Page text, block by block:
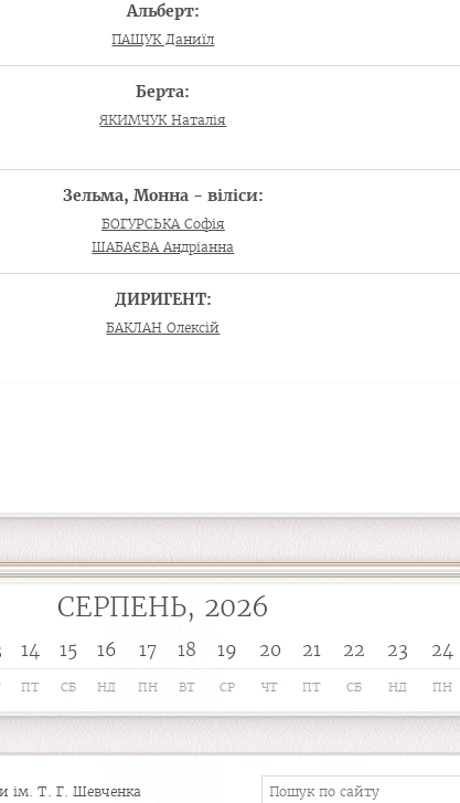
Альберт:
ПАЩУК Даниїл
Берта:
ЯКИМЧУК Наталія
Зельма, Монна - віліси:
БОГУРСЬКА Софія
ШАБАЄВА Андріанна
ДИРИГЕНТ:
БАКЛАН Олексій
СЕРПЕНЬ, 2026
14 15 16 17 18 19 20 21 22 23 24
ПТ СБ НД ПН ВТ СР ЧТ ПТ СБ НД ПН
ім. Т. Г. Шевченка